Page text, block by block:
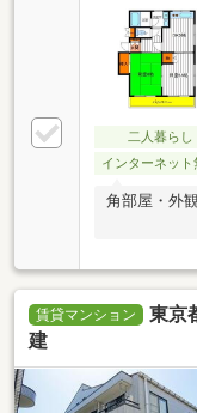
二人暮らし
インターネット
角部屋・外
賃貸マンション
東京
建